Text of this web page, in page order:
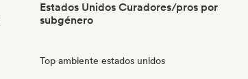
Estados Unidos Curadores/pros por
subgénero
Top ambiente estados unidos